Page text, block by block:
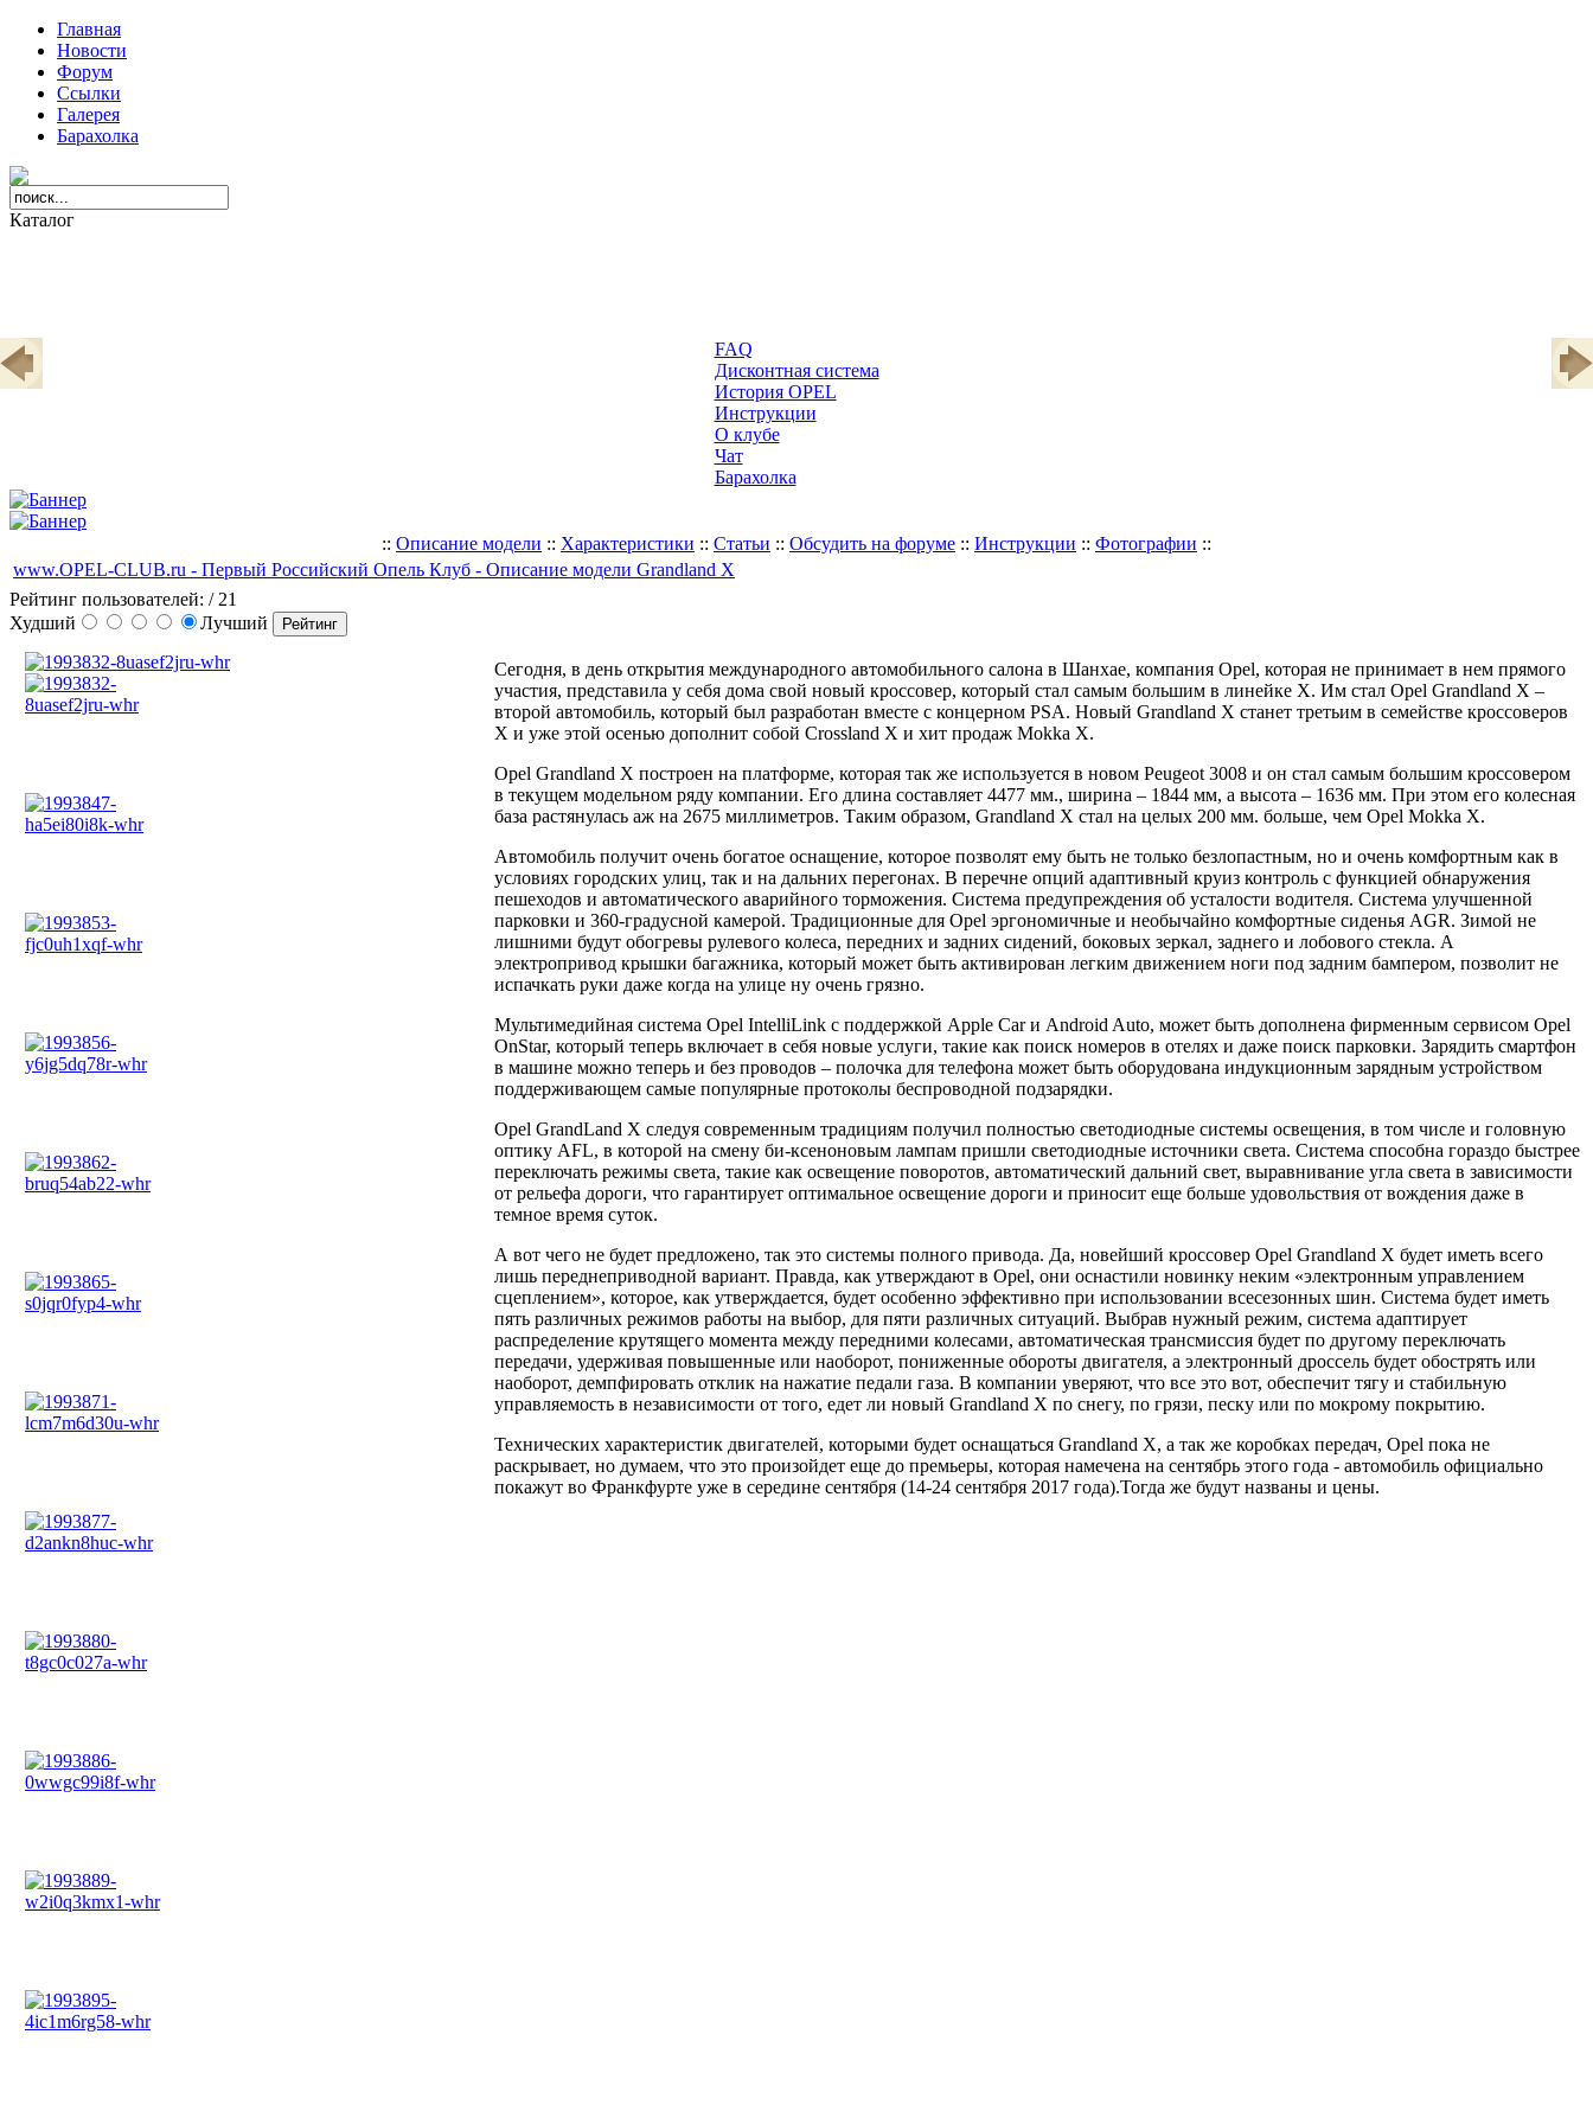
Главная
Новости
Форум
Ссылки
Галерея
Барахолка
Каталог
FAQ
Дисконтная система
История OPEL
Инструкции
О клубе
Чат
Барахолка
:: Описание модели :: Характеристики :: Статьи :: Обсудить на форуме :: Инструкции :: Фотографии ::
www.OPEL-CLUB.ru - Первый Российский Опель Клуб - Описание модели Grandland X
Рейтинг пользователей: / 21
Худший
Лучший
Сегодня, в день открытия международного автомобильного салона в Шанхае, компания Opel, которая не принимает в нем прямого
участия, представила у себя дома свой новый кроссовер, который стал самым большим в линейке X. Им стал Opel Grandland X –
второй автомобиль, который был разработан вместе с концерном PSA. Новый Grandland X станет третьим в семействе кроссоверов
X и уже этой осенью дополнит собой Crossland X и хит продаж Mokka X.
Opel Grandland X построен на платформе, которая так же используется в новом Peugeot 3008 и он стал самым большим кроссовером
в текущем модельном ряду компании. Его длина составляет 4477 мм., ширина – 1844 мм, а высота – 1636 мм. При этом его колесная
база растянулась аж на 2675 миллиметров. Таким образом, Grandland X стал на целых 200 мм. больше, чем Opel Mokka X.
Автомобиль получит очень богатое оснащение, которое позволят ему быть не только безлопастным, но и очень комфортным как в
условиях городских улиц, так и на дальних перегонах. В перечне опций адаптивный круиз контроль с функцией обнаружения
пешеходов и автоматического аварийного торможения. Система предупреждения об усталости водителя. Система улучшенной
парковки и 360-градусной камерой. Традиционные для Opel эргономичные и необычайно комфортные сиденья AGR. Зимой не
лишними будут обогревы рулевого колеса, передних и задних сидений, боковых зеркал, заднего и лобового стекла. А
электропривод крышки багажника, который может быть активирован легким движением ноги под задним бампером, позволит не
испачкать руки даже когда на улице ну очень грязно.
Мультимедийная система Opel IntelliLink с поддержкой Apple Car и Android Auto, может быть дополнена фирменным сервисом Opel
OnStar, который теперь включает в себя новые услуги, такие как поиск номеров в отелях и даже поиск парковки. Зарядить смартфон
в машине можно теперь и без проводов – полочка для телефона может быть оборудована индукционным зарядным устройством
поддерживающем самые популярные протоколы беспроводной подзарядки.
Opel GrandLand X следуя современным традициям получил полностью светодиодные системы освещения, в том числе и головную
оптику AFL, в которой на смену би-ксеноновым лампам пришли светодиодные источники света. Система способна гораздо быстрее
переключать режимы света, такие как освещение поворотов, автоматический дальний свет, выравнивание угла света в зависимости
от рельефа дороги, что гарантирует оптимальное освещение дороги и приносит еще больше удовольствия от вождения даже в
темное время суток.
А вот чего не будет предложено, так это системы полного привода. Да, новейший кроссовер Opel Grandland X будет иметь всего
лишь переднеприводной вариант. Правда, как утверждают в Opel, они оснастили новинку неким «электронным управлением
сцеплением», которое, как утверждается, будет особенно эффективно при использовании всесезонных шин. Система будет иметь
пять различных режимов работы на выбор, для пяти различных ситуаций. Выбрав нужный режим, система адаптирует
распределение крутящего момента между передними колесами, автоматическая трансмиссия будет по другому переключать
передачи, удерживая повышенные или наоборот, пониженные обороты двигателя, а электронный дроссель будет обострять или
наоборот, демпфировать отклик на нажатие педали газа. В компании уверяют, что все это вот, обеспечит тягу и стабильную
управляемость в независимости от того, едет ли новый Grandland X по снегу, по грязи, песку или по мокрому покрытию.
Технических характеристик двигателей, которыми будет оснащаться Grandland X, а так же коробках передач, Opel пока не
раскрывает, но думаем, что это произойдет еще до премьеры, которая намечена на сентябрь этого года - автомобиль официально
покажут во Франкфурте уже в середине сентября (14-24 сентября 2017 года).Тогда же будут названы и цены.